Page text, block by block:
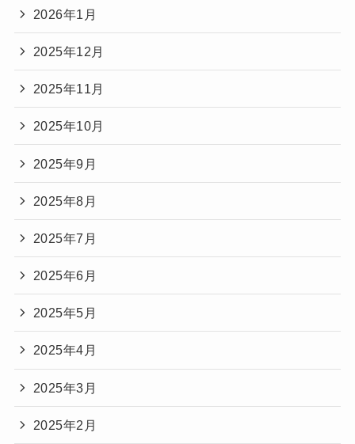
2026年1月
2025年12月
2025年11月
2025年10月
2025年9月
2025年8月
2025年7月
2025年6月
2025年5月
2025年4月
2025年3月
2025年2月